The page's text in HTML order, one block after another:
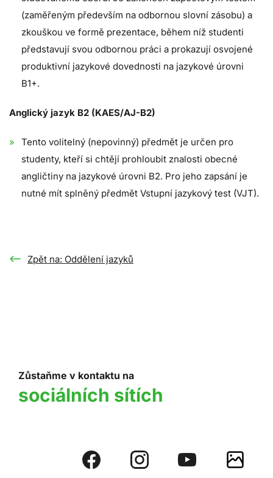
(zaměřeným především na odbornou slovní zásobu) a
zkouškou ve formě prezentace, během níž studenti
představují svou odbornou práci a prokazují osvojené
produktivní jazykové dovednosti na jazykové úrovni
B1+.
Anglický jazyk B2 (KAES/AJ-B2)
Tento volitelný (nepovinný) předmět je určen pro
studenty, kteří si chtějí prohloubit znalosti obecné
angličtiny na jazykové úrovni B2. Pro jeho zapsání je
nutné mít splněný předmět Vstupní jazykový test (VJT).
Zpět na: Oddělení jazyků
Zůstaňme v kontaktu na
sociálních sítích